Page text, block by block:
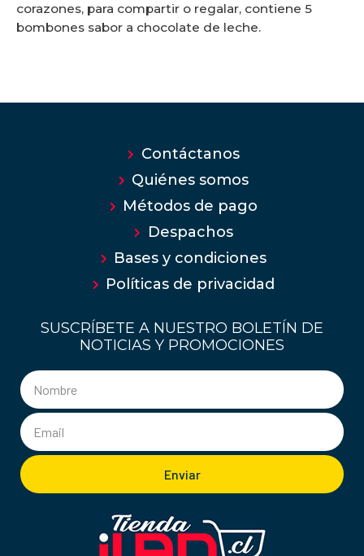
corazones, para compartir o regalar, contiene 5
bombones sabor a chocolate de leche.
Contáctanos
Quiénes somos
Métodos de pago
Despachos
Bases y condiciones
Políticas de privacidad
SUSCRÍBETE A NUESTRO BOLETÍN DE
NOTICIAS Y PROMOCIONES
Enviar